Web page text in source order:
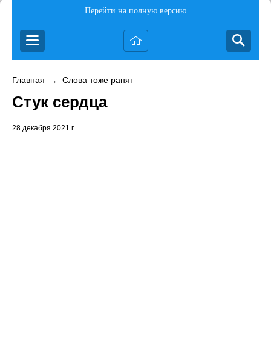
Перейти на полную версию
Главная → Слова тоже ранят
Стук сердца
28 декабря 2021 г.